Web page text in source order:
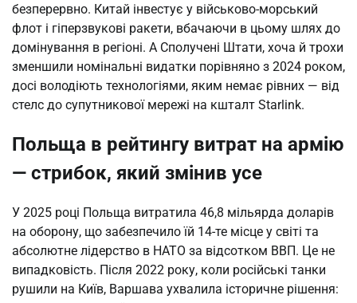
безперервно. Китай інвестує у військово-морський
флот і гіперзвукові ракети, вбачаючи в цьому шлях до
домінування в регіоні. А Сполучені Штати, хоча й трохи
зменшили номінальні видатки порівняно з 2024 роком,
досі володіють технологіями, яким немає рівних — від
стелс до супутникової мережі на кшталт Starlink.
Польща в рейтингу витрат на армію
— стрибок, який змінив усе
У 2025 році Польща витратила 46,8 мільярда доларів
на оборону, що забезпечило їй 14-те місце у світі та
абсолютне лідерство в НАТО за відсотком ВВП. Це не
випадковість. Після 2022 року, коли російські танки
рушили на Київ, Варшава ухвалила історичне рішення: